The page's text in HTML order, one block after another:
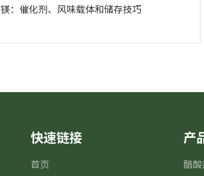
：催化剂、风味载体和储存技巧
快速链接
首页
产
醋